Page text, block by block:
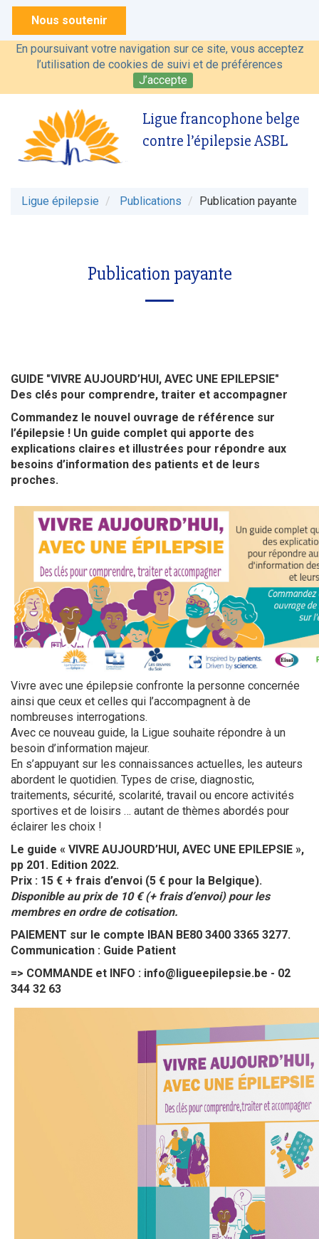
En poursuivant votre navigation sur ce site, vous acceptez
l’utilisation de cookies de suivi et de préférences
J’accepte
Ligue francophone belge
contre l’épilepsie ASBL
Nous soutenir
Ligue épilepsie Publications Publication payante
Publication payante
GUIDE "VIVRE AUJOURD’HUI, AVEC UNE EPILEPSIE"
Des clés pour comprendre, traiter et accompagner
Commandez le nouvel ouvrage de référence sur
l’épilepsie ! Un guide complet qui apporte des
explications claires et illustrées pour répondre aux
besoins d’information des patients et de leurs
proches.
Vivre avec une épilepsie confronte la personne concernée
ainsi que ceux et celles qui l’accompagnent à de
nombreuses interrogations.
Avec ce nouveau guide, la Ligue souhaite répondre à un
besoin d’information majeur.
En s’appuyant sur les connaissances actuelles, les auteurs
abordent le quotidien. Types de crise, diagnostic,
traitements, sécurité, scolarité, travail ou encore activités
sportives et de loisirs … autant de thèmes abordés pour
éclairer les choix !
Le guide « VIVRE AUJOURD’HUI, AVEC UNE EPILEPSIE »,
pp 201. Edition 2022.
Prix : 15 € + frais d’envoi (5 € pour la Belgique).
Disponible au prix de 10 € (+ frais d’envoi) pour les
membres en ordre de cotisation.
PAIEMENT sur le compte IBAN BE80 3400 3365 3277.
Communication : Guide Patient
=> COMMANDE et INFO : info@ligueepilepsie.be - 02
344 32 63